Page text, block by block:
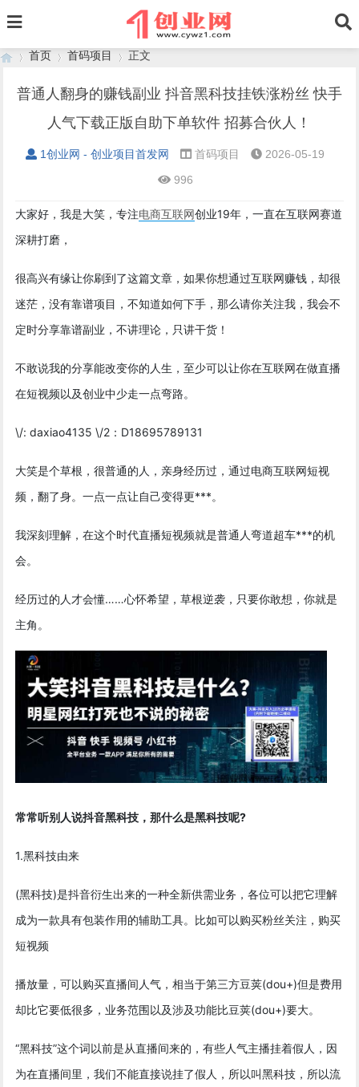
首页
›
首码项目
›
正文
普通人翻身的赚钱副业 抖音黑科技挂铁涨粉丝 快手
人气下载正版自助下单软件 招募合伙人！
1创业网 - 创业项目首发网 首码项目
2026-05-19
996
大家好，我是大笑，专注电商互联网创业19年，一直在互联网赛道
深耕打磨，
很高兴有缘让你刷到了这篇文章，如果你想通过互联网赚钱，却很
迷茫，没有靠谱项目，不知道如何下手，那么请你关注我，我会不
定时分享靠谱副业，不讲理论，只讲干货！
不敢说我的分享能改变你的人生，至少可以让你在互联网在做直播
在短视频以及创业中少走一点弯路。
\/: daxiao4135 \/2：D18695789131
大笑是个草根，很普通的人，亲身经历过，通过电商互联网短视
频，翻了身。一点一点让自己变得更***。
我深刻理解，在这个时代直播短视频就是普通人弯道超车***的机
会。
经历过的人才会懂……心怀希望，草根逆袭，只要你敢想，你就是
主角。
常常听别人说抖音黑科技，那什么是黑科技呢?
1.黑科技由来
(黑科技)是抖音衍生出来的一种全新供需业务，各位可以把它理解
成为一款具有包装作用的辅助工具。比如可以购买粉丝关注，购买
短视频
播放量，可以购买直播间人气，相当于第三方豆荚(dou+)但是费用
却比它要低很多，业务范围以及涉及功能比豆荚(dou+)要大。
“黑科技”这个词以前是从直播间来的，有些人气主播挂着假人，因
为在直播间里，我们不能直接说挂了假人，所以叫黑科技，所以流